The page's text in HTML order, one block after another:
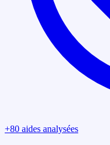
+80 aides analysées